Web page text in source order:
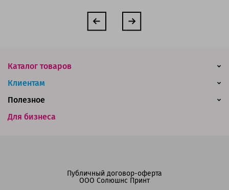
Каталог товаров
Клиентам
Для бизнеса
Полезное
Публичный договор-оферта
ООО Солюшнс Принт